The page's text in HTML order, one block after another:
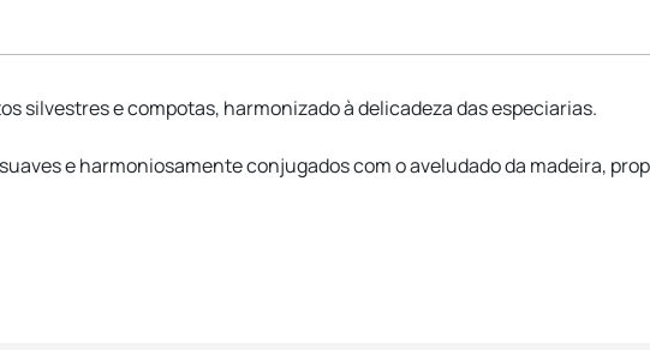
silvestres e compotas, harmonizado à delicadeza das especiarias.
e harmoniosamente conjugados com o aveludado da madeira,